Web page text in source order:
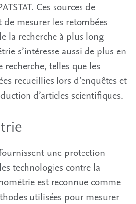
Ces sources de
mesurer les retombées
la recherche à plus long
s’intéresse aussi de plus en
recherche, telles que les
recueillies lors d’enquêtes et
d’articles scientifiques.
une protection
technologies contre la
est reconnue comme
utilisées pour mesurer